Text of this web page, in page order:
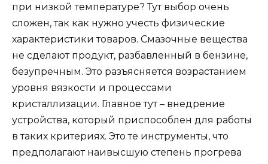
при низкой температуре? Тут выбор очень
сложен, так как нужно учесть физические
характеристики товаров. Смазочные вещества
не сделают продукт, разбавленный в бензине,
безупречным. Это разъясняется возрастанием
уровня вязкости и процессами
кристаллизации. Главное тут – внедрение
устройства, который приспособлен для работы
в таких критериях. Это те инструменты, что
предполагают наивысшую степень прогрева